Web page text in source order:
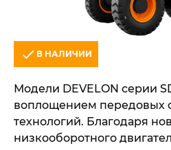
В НАЛИЧИИ
Модели DEVELON серии
воплощением передовых
технологий. Благодаря
низкооборотного